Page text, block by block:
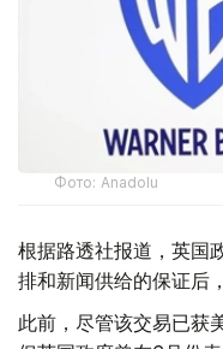
Фото: Аnadolu
根据路透社报道，英国
排和新闻供给的保证后
此前，尽管该交易已获